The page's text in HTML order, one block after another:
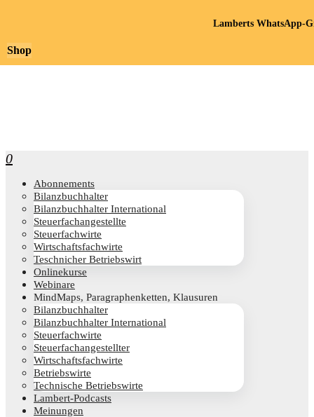
0
Abon­ne­ments
Bilanz­buch­hal­ter
Bilanz­buch­hal­ter International
Steu­er­fach­an­ge­stell­te
Steu­er­fach­wir­te
Wirt­schafts­fach­wir­te
Teschni­cher Betriebswirt
Online­kur­se
Web­i­na­re
Mind­Maps, Para­gra­phen­ket­ten, Klausuren
Bilanz­buch­hal­ter
Bilanz­buch­hal­ter International
Steu­er­fach­wir­te
Steu­er­fach­an­ge­stell­ter
Wirt­schafts­fach­wir­te
Betriebs­wir­te
Tech­ni­sche Betriebswirte
Lam­­bert-Pod­­casts
Mei­nun­gen
Shop
Lamberts WhatsApp-